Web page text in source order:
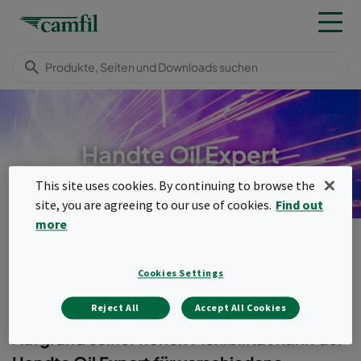
Handte Oil Expert
Produkte
Handte Oil Expert
This site uses cookies. By continuing to browse the
site, you are agreeing to our use of cookies. Find out
more
Cookies Settings
Reject All Accept All Cookies